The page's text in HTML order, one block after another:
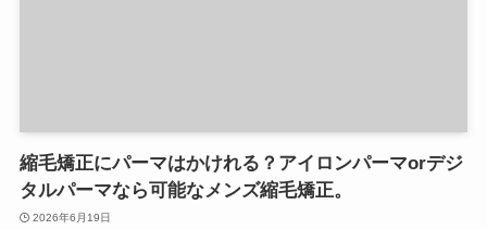
縮毛矯正にパーマはかけれる？アイロンパーマorデジ
タルパーマなら可能なメンズ縮毛矯正。
2026年6月19日